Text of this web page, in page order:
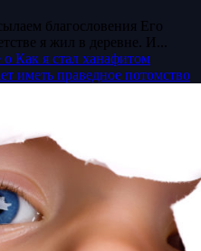
благословения Его
я жил в деревне. И...
Как я стал ханафитом
иметь праведное потомство